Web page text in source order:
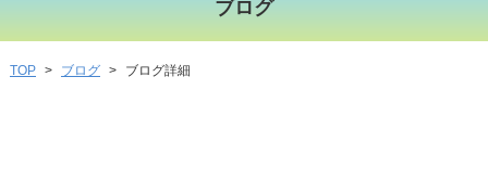
ブログ
TOP > ブログ > ブログ詳細